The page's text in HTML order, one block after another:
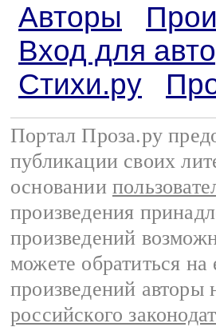
Авторы
Вход для
Стихи.ру
Портал Проза.ру
публикации своих
основании
произведения
произведений
можете обратиться на
произведений авторы
российского